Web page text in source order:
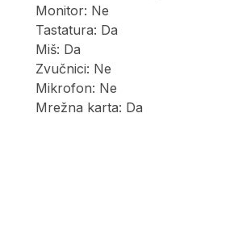
Monitor: Ne
Tastatura: Da
Miš: Da
Zvučnici: Ne
Mikrofon: Ne
Mrežna karta: Da